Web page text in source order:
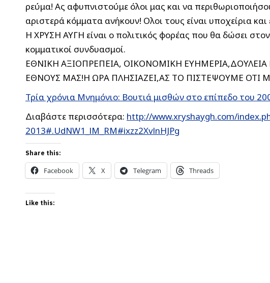
ρεύμα! Ας αφυπνιστούμε όλοι μας και να
αριστερά κόμματα ανήκουν! Ολοι τους είναι υποχείρια
Η ΧΡΥΣΗ ΑΥΓΗ είναι ο πολιτικός φορέας που θα δώσει
κομματικοί συνδυασμοί.
ΕΘΝΙΚΗ ΑΞΙΟΠΡΕΠΕΙΑ, ΟΙΚΟΝΟΜΙΚΗ
ΕΘΝΟΥΣ ΜΑΣ!Η ΩΡΑ ΠΛΗΣΙΑΖΕΙ,ΑΣ ΤΟ ΠΙΣΤΕΨΟΥΜΕ
Τρία χρόνια Μνημόνιο: Βουτιά μισθών στο επίπεδο του
Διαβάστε περισσότερα: http://www.xryshaygh.com/
2013#.UdNW1_lM_RM#ixzz2XvlnHJPg
Share this:
Facebook X Telegram Threads
Like this: